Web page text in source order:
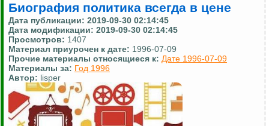
Биография политика всегда в цене
Дата публикации: 2019-09-30 02:14:45
Дата модификации: 2019-09-30 02:14:45
Просмотров: 1407
Материал приурочен к дате: 1996-07-09
Прочие материалы относящиеся к: Дате 1996-07-09
Материалы за: Год 1996
Автор: lisper